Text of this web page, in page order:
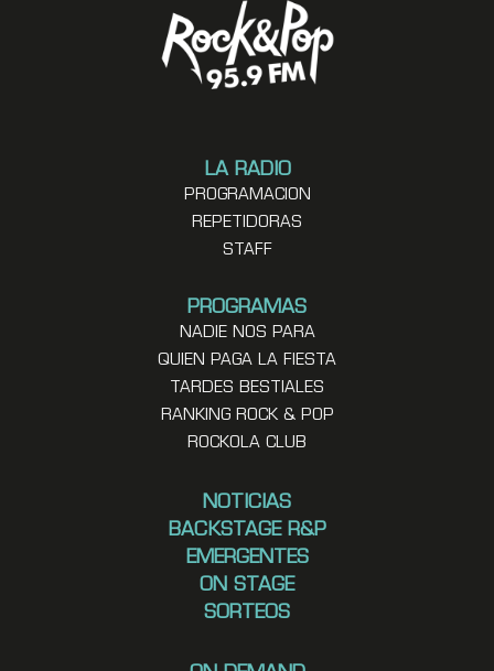
LA RADIO
PROGRAMACION
REPETIDORAS
STAFF
PROGRAMAS
NADIE NOS PARA
QUIEN PAGA LA FIESTA
TARDES BESTIALES
RANKING ROCK & POP
ROCKOLA CLUB
NOTICIAS
BACKSTAGE R&P
EMERGENTES
ON STAGE
SORTEOS